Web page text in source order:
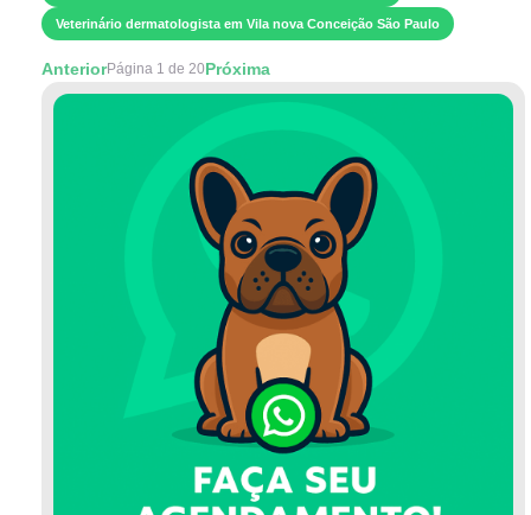
Veterinário dermatologista em Vila nova Conceição São Paulo
AnteriorPágina 1 de 20Próxima